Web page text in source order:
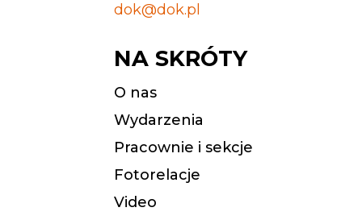
dok@dok.pl
NA SKRÓTY
O nas
Wydarzenia
Pracownie i sekcje
Fotorelacje
Video